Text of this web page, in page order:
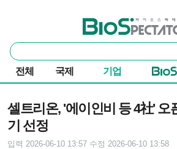
바이오스펙테이터
통
합
검
색
전체 국제 기업
셀트리온, '에이인비 등 4社' 오
기 선정
입력 2026-06-10 13:57 수정 2026-06-10 13:58